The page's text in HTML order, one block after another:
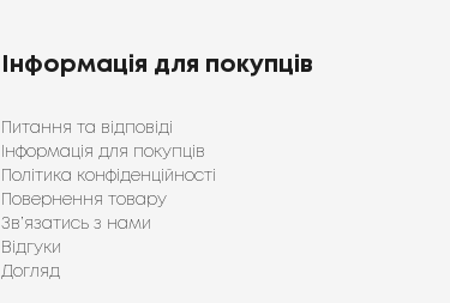
Інформація для покупців
Питання та відповіді
Інформація для покупців
Політика конфіденційності
Повернення товару
Зв’язатись з нами
Відгуки
Догляд